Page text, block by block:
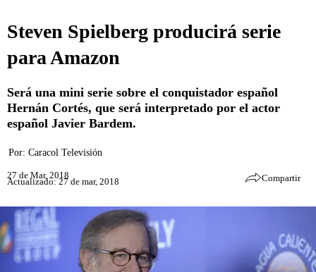
Steven Spielberg producirá serie
para Amazon
Será una mini serie sobre el conquistador español
Hernán Cortés, que será interpretado por el actor
español Javier Bardem.
Por: Caracol Televisión
27 de Mar, 2018
Actualizado: 27 de mar, 2018 Compartir